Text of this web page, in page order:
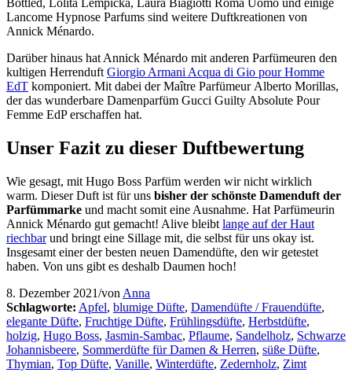
Bottled, Lolita Lempicka, Laura Biagiotti Roma Uomo und einige
Lancome Hypnose Parfums sind weitere Duftkreationen von
Annick Ménardo.
Darüber hinaus hat Annick Ménardo mit anderen Parfümeuren den
kultigen HerrenduftGiorgio Armani Acqua di Gio pour Homme
EdT komponiert. Mit dabei der Maître Parfümeur Alberto Morillas,
der das wunderbare Damenparfüm Gucci Guilty Absolute Pour
Femme EdP erschaffen hat.
Unser Fazit zu dieser Duftbewertung
Wie gesagt, mit Hugo Boss Parfüm werden wir nicht wirklich
warm. Dieser Duft ist für uns bisher der schönste Damenduft der
Parfümmarke und macht somit eine Ausnahme. Hat Parfümeurin
Annick Ménardo gut gemacht! Alive bleibt lange auf der Haut
riechbarund bringt eine Sillage mit, die selbst für uns okay ist.
Insgesamt einer der besten neuen Damendüfte, den wir getestet
haben. Von uns gibt es deshalb Daumen hoch!
8. Dezember 2021/von Anna
Schlagworte: Apfel, blumige Düfte, Damendüfte / Frauendüfte,
elegante Düfte, Fruchtige Düfte, Frühlingsdüfte, Herbstdüfte,
holzig, Hugo Boss, Jasmin-Sambac, Pflaume, Sandelholz, Schwarze
Johannisbeere, Sommerdüfte für Damen & Herren, süße Düfte,
Thymian, Top Düfte, Vanille, Winterdüfte, Zedernholz, Zimt